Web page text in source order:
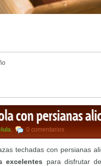
con persianas
, 0 comentarios
techadas con persianas
excelentes para disfrutar